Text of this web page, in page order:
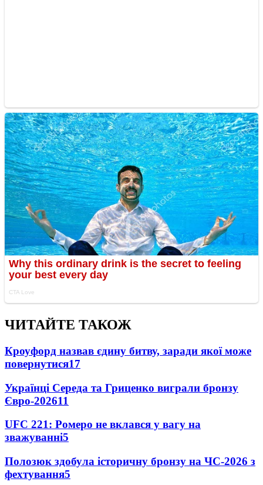
ЧИТАЙТЕ ТАКОЖ
Кроуфорд назвав єдину битву, заради якої може
повернутися17
Українці Середа та Гриценко виграли бронзу
Євро-202611
UFC 221: Ромеро не вклався у вагу на
зважуванні5
Полозюк здобула історичну бронзу на ЧС-2026 з
фехтування5